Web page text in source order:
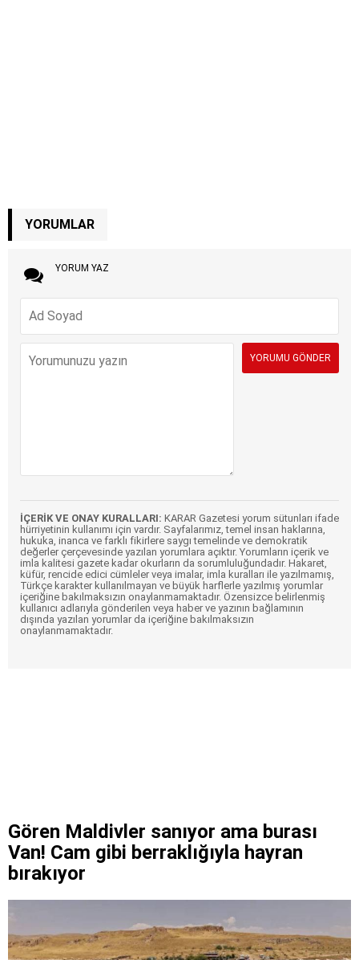
YORUMLAR
YORUM YAZ
İÇERİK VE ONAY KURALLARI: KARAR Gazetesi yorum sütunları ifade
hürriyetinin kullanımı için vardır. Sayfalarımız, temel insan haklarına,
hukuka, inanca ve farklı fikirlere saygı temelinde ve demokratik
değerler çerçevesinde yazılan yorumlara açıktır. Yorumların içerik ve
imla kalitesi gazete kadar okurların da sorumluluğundadır. Hakaret,
küfür, rencide edici cümleler veya imalar, imla kuralları ile yazılmamış,
Türkçe karakter kullanılmayan ve büyük harflerle yazılmış yorumlar
içeriğine bakılmaksızın onaylanmamaktadır. Özensizce belirlenmiş
kullanıcı adlarıyla gönderilen veya haber ve yazının bağlamının
dışında yazılan yorumlar da içeriğine bakılmaksızın
onaylanmamaktadır.
Gören Maldivler sanıyor ama burası
Van! Cam gibi berraklığıyla hayran
bırakıyor